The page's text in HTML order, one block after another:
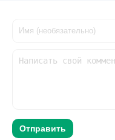
Отправить